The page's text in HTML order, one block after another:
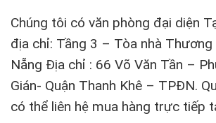
Chúng tôi có văn phòng đại diện
địa chỉ: Tầng 3 – Tòa nhà
Nẵng Địa chỉ : 66 Võ Văn Tần –
Gián- Quận Thanh Khê – TPĐN.
có thể liên hệ mua hàng trực tiếp